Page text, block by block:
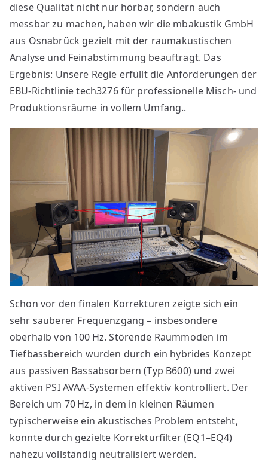
diese Qualität nicht nur hörbar, sondern auch
messbar zu machen, haben wir die mbakustik GmbH
aus Osnabrück gezielt mit der raumakustischen
Analyse und Feinabstimmung beauftragt. Das
Ergebnis: Unsere Regie erfüllt die Anforderungen der
EBU-Richtlinie tech3276 für professionelle Misch- und
Produktionsräume in vollem Umfang..
Schon vor den finalen Korrekturen zeigte sich ein
sehr sauberer Frequenzgang – insbesondere
oberhalb von 100 Hz. Störende Raummoden im
Tiefbassbereich wurden durch ein hybrides Konzept
aus passiven Bassabsorbern (Typ B600) und zwei
aktiven PSI AVAA-Systemen effektiv kontrolliert. Der
Bereich um 70 Hz, in dem in kleinen Räumen
typischerweise ein akustisches Problem entsteht,
konnte durch gezielte Korrekturfilter (EQ1–EQ4)
nahezu vollständig neutralisiert werden.